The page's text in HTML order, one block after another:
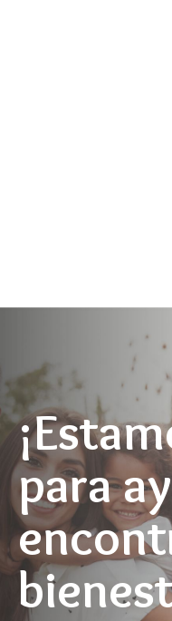
para